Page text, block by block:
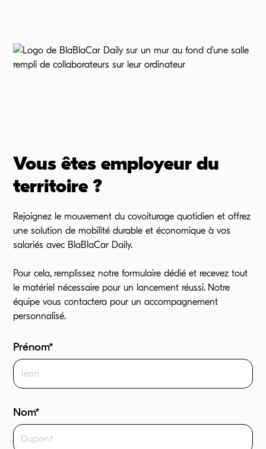
Vous êtes employeur du
territoire ?
Rejoignez le mouvement du covoiturage quotidien et offrez
une solution de mobilité durable et économique à vos
salariés avec BlaBlaCar Daily.
Pour cela, remplissez notre formulaire dédié et recevez tout
le matériel nécessaire pour un lancement réussi. Notre
équipe vous contactera pour un accompagnement
personnalisé.
Prénom*
Nom*